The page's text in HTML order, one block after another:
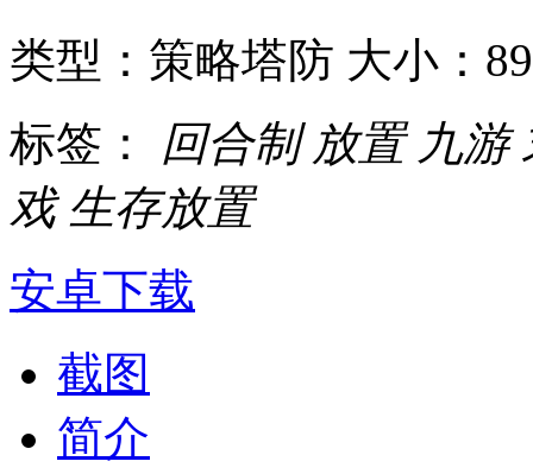
类型：策略塔防 大小：
标签： 回合制 放置 九游
戏 生存放置
安卓下载
截图
简介